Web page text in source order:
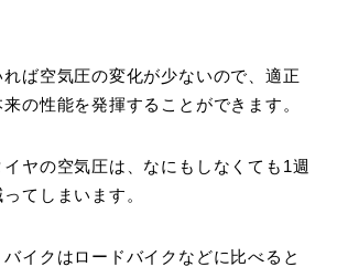
ば空気圧の変化が少ないので、適正
の性能を発揮することができます。
ヤの空気圧は、なにもしなくても1週
てしまいます。
イクはロードバイクなどに比べると